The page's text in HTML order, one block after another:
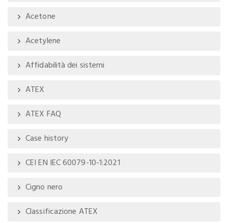
Acetone
Acetylene
Affidabilità dei sistemi
ATEX
ATEX FAQ
Case history
CEI EN IEC 60079-10-1:2021
Cigno nero
Classificazione ATEX